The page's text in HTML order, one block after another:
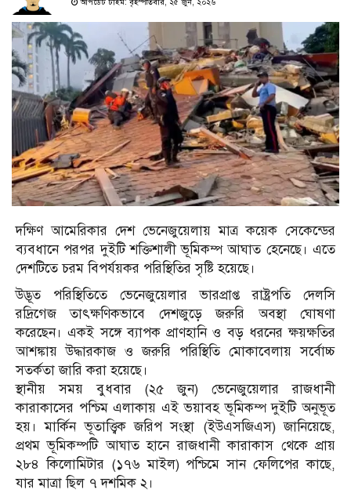
আপডেট টাইম: বৃহস্পতিবার, ২৫ জুন, ২০২৬
দক্ষিণ আমেরিকার দেশ ভেনেজুয়েলায় মাত্র কয়েক সেকেন্ডের
ব্যবধানে পরপর দুইটি শক্তিশালী ভূমিকম্প আঘাত হেনেছে। এতে
দেশটিতে চরম বিপর্যয়কর পরিস্থিতির সৃষ্টি হয়েছে।
উদ্ভূত পরিস্থিতিতে ভেনেজুয়েলার ভারপ্রাপ্ত রাষ্ট্রপতি দেলসি
রদ্রিগেজ তাৎক্ষণিকভাবে দেশজুড়ে জরুরি অবস্থা ঘোষণা
করেছেন। একই সঙ্গে ব্যাপক প্রাণহানি ও বড় ধরনের ক্ষয়ক্ষতির
আশঙ্কায় উদ্ধারকাজ ও জরুরি পরিস্থিতি মোকাবেলায় সর্বোচ্চ
সতর্কতা জারি করা হয়েছে।
স্থানীয় সময় বুধবার (২৫ জুন) ভেনেজুয়েলার রাজধানী
কারাকাসের পশ্চিম এলাকায় এই ভয়াবহ ভূমিকম্প দুইটি অনুভূত
হয়। মার্কিন ভূতাত্ত্বিক জরিপ সংস্থা (ইউএসজিএস) জানিয়েছে,
প্রথম ভূমিকম্পটি আঘাত হানে রাজধানী কারাকাস থেকে প্রায়
২৮৪ কিলোমিটার (১৭৬ মাইল) পশ্চিমে সান ফেলিপের কাছে,
যার মাত্রা ছিল ৭ দশমিক ২।